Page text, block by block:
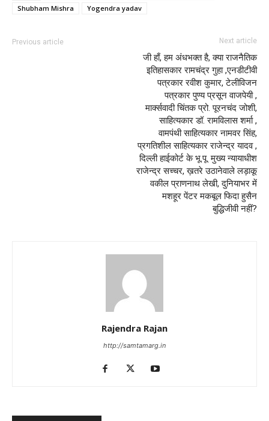
Shubham Mishra
Yogendra yadav
Previous article Next article
जी हाँ, हम अंधभक्‍त है, क्‍या राजनैतिक
इतिहासकार रामचंद्र गुहा ,एनडीटीवी
पत्रकार रवीश कुमार, टेलीविजन
पत्रकार पुण्‍य प्रसून वाजपेयी ,
मार्क्‍सवादी चिंतक प्रो. पूरनचंद जोशी,
साहित्‍यकार डॉ. रामविलास शर्मा ,
वामपंथी साहित्‍यकार नामवर सिंह,
प्रगतिशील साहित्‍यकार राजेन्‍द्र यादव ,
दिल्‍ली हाईकोर्ट के भू.पू. मुख्‍य न्‍यायाधीश
राजेन्‍द्र सच्‍चर, ख़तरे उठानेवाले लड़ाकू
वकील प्राणनाथ लेखी, दुनियाभर में
मशहूर पेंटर मकबूल फिदा हुसैन
बुद्धिजीवी नहीं?
Rajendra Rajan
http://samtamarg.in